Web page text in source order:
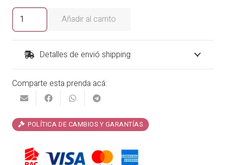
era:
Entero
Color
Mix
Phax
cantidad
Añadir al carrito
Detalles de envió shipping
Comparte esta prenda acá:
POLÍTICA DE CAMBIOS Y GARANTÍAS